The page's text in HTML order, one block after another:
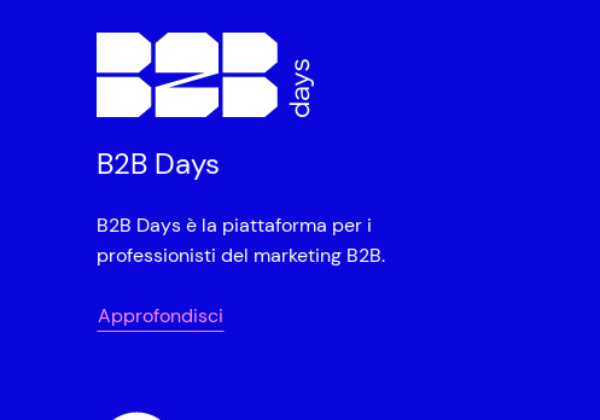
B2B Days
B2B Days è la piattaforma per i
professionisti del marketing B2B.
Approfondisci